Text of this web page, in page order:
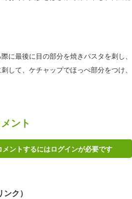
に最後に目の部分を焼きパスタを刺し、
して、ケチャップでほっぺ部分をつけ、
ント
メントするにはログインが必要です
ンク）